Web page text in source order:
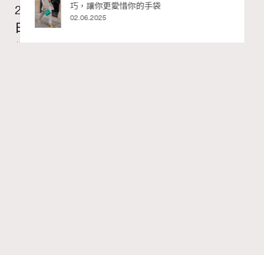
2026年8月每周星座運程【8月9日至8月15
日】
莎拉
巧，讓你更愛惜你的手袋
02.06.2025